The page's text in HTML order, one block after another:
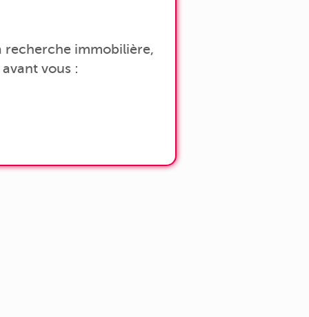
recherche immobilière,
vous :